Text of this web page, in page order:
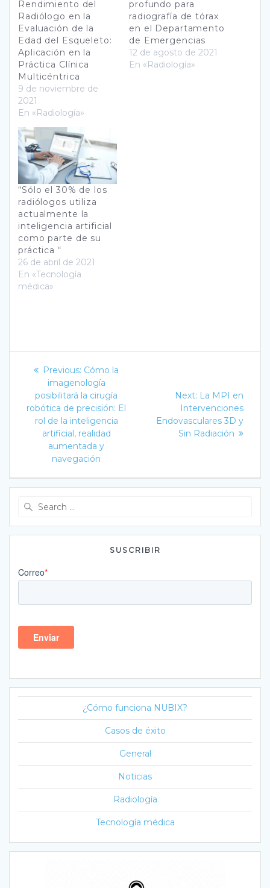
Rendimiento del
Radiólogo en la
Evaluación de la
Edad del Esqueleto:
Aplicación en la
Práctica Clínica
Multicéntrica
9 de noviembre de
2021
En «Radiología»
profundo para
radiografía de tórax
en el Departamento
de Emergencias
12 de agosto de 2021
En «Radiología»
“Sólo el 30% de los
radiólogos utiliza
actualmente la
inteligencia artificial
como parte de su
práctica “
26 de abril de 2021
En «Tecnología
médica»
Navegación
entradas
Previous: Previous
post:
Cómo la
imagenología
posibilitará la cirugía
robótica de precisión: El
rol de la inteligencia
artificial, realidad
aumentada y
navegación
Next: Next
post:
La MPI en
Intervenciones
Endovasculares 3D y
Sin Radiación
SUSCRIBIR
¿Cómo funciona NUBIX?
Casos de éxito
General
Noticias
Radiología
Tecnología médica